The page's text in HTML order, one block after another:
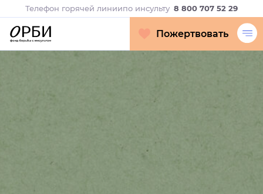
Телефон горячей линиипо инсульту 8 800 707 52 29
Пожертвовать